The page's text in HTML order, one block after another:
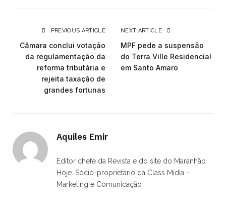
PREVIOUS ARTICLE
Câmara conclui votação
da regulamentação da
reforma tributária e
rejeita taxação de
grandes fortunas
NEXT ARTICLE
MPF pede a suspensão
do Terra Ville Residencial
em Santo Amaro
Aquiles Emir
Editor chefe da Revista e do site do Maranhão
Hoje. Sócio-proprietário da Class Mídia –
Marketing e Comunicação